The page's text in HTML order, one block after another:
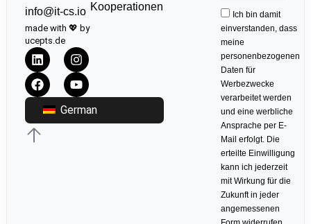
info@it-cs.io
made with 💖 by
ucepts.de
German
Kooperationen
Ich bin damit
einverstanden, dass
meine
personenbezogenen
Daten für
Werbezwecke
verarbeitet werden
und eine werbliche
Ansprache per E-
Mail erfolgt. Die
erteilte Einwilligung
kann ich jederzeit
mit Wirkung für die
Zukunft in jeder
angemessenen